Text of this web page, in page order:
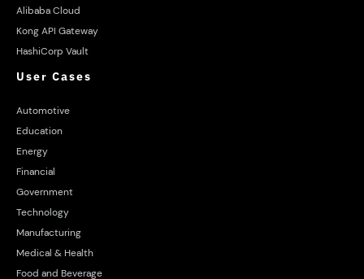
Alibaba Cloud
Kong API Gateway
HashiCorp Vault
User Cases
Automotive
Education
Energy
Financial
Government
Technology
Manufacturing
Medical & Health
Food and Beverage